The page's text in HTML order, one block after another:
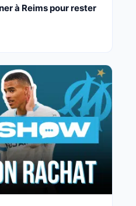
à Reims pour rester